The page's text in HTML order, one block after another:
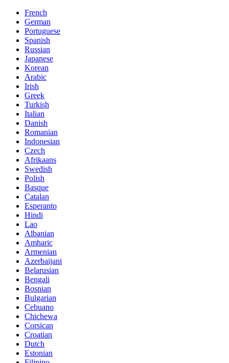
French
German
Portuguese
Spanish
Russian
Japanese
Korean
Arabic
Irish
Greek
Turkish
Italian
Danish
Romanian
Indonesian
Czech
Afrikaans
Swedish
Polish
Basque
Catalan
Esperanto
Hindi
Lao
Albanian
Amharic
Armenian
Azerbaijani
Belarusian
Bengali
Bosnian
Bulgarian
Cebuano
Chichewa
Corsican
Croatian
Dutch
Estonian